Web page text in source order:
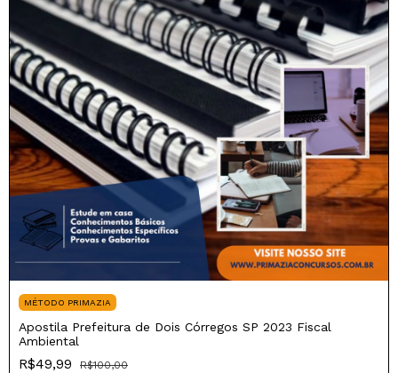
MÉTODO PRIMAZIA
Apostila Prefeitura de Dois Córregos SP 2023 Fiscal
Ambiental
R$49,99
R$100,00